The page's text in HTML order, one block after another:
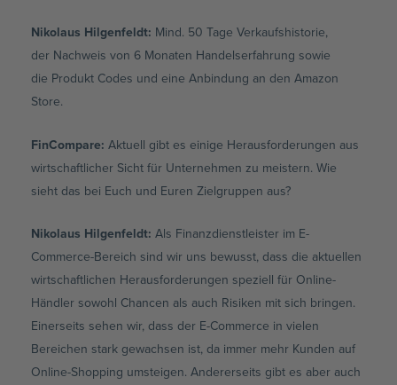
Nikolaus Hilgenfeldt: Mind. 50 Tage Verkaufshistorie,
der Nachweis von 6 Monaten Handelserfahrung sowie
die Produkt Codes und eine Anbindung an den Amazon
Store.
FinCompare:Aktuell gibt es einige Herausforderungen aus
wirtschaftlicher Sicht für Unternehmen zu meistern. Wie
sieht das bei Euch und Euren Zielgruppen aus?
Nikolaus Hilgenfeldt: Als Finanzdienstleister im E-
Commerce-Bereich sind wir uns bewusst, dass die aktuellen
wirtschaftlichen Herausforderungen speziell für Online-
Händler sowohl Chancen als auch Risiken mit sich bringen.
Einerseits sehen wir, dass der E-Commerce in vielen
Bereichen stark gewachsen ist, da immer mehr Kunden auf
Online-Shopping umsteigen. Andererseits gibt es aber auch